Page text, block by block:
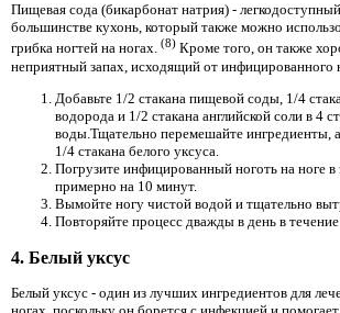
Пищевая сода (бикарбонат натрия) -
большинстве кухонь, который также можно
грибка ногтей на ногах. (8) Кроме того, он также
неприятный запах, исходящий от инфицированного
Добавьте 1/2 стакана пищевой соды, 1/4
водорода и 1/2 стакана английской соли в 4
воды.Тщательно перемешайте ингредиенты,
1/4 стакана белого уксуса.
Погрузите инфицированный ноготь на ноге в
примерно на 10 минут.
Вымойте ногу чистой водой и тщательно
Повторяйте процесс дважды в день в течение
4. Белый уксус
Белый уксус - один из лучших ингредиентов для